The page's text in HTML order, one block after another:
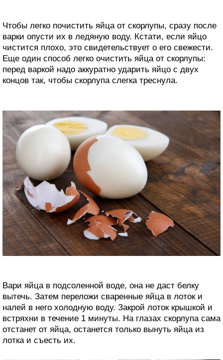
Чтобы легко почистить яйца от скорлупы, сразу после
варки опусти их в ледяную воду. Кстати, если яйцо
чистится плохо, это свидетельствует о его свежести.
Еще один способ легко очистить яйца от скорлупы:
перед варкой надо аккуратно ударить яйцо с двух
концов так, чтобы скорлупа слегка треснула.
Вари яйца в подсоленной воде, она не даст белку
вытечь. Затем переложи сваренные яйца в лоток и
налей в него холодную воду. Закрой лоток крышкой и
встряхни в течение 1 минуты. На глазах скорлупа сама
отстанет от яйца, останется только вынуть яйца из
лотка и съесть их.